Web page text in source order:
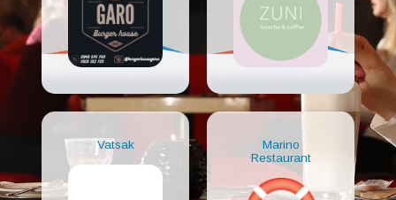
Vatsak
Marino
Restaurant